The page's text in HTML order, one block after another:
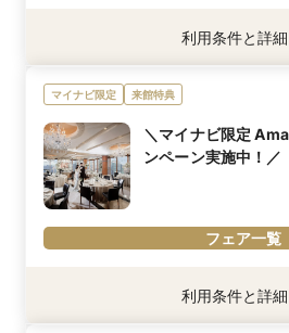
内容詳細
料理グレードUP、挙式料50％OFF、写
相当の豪華特典を組数限定でプレゼント
※「マイナビ限定特典」は、マイナビウ
学・フェア参加予約やお問い合わせをし
用されます。
利用条件と詳細
マイナビ限定 来館特典
＼マイナビ限定
ンペーン実施中！／
フェア一覧
利用条件と詳細